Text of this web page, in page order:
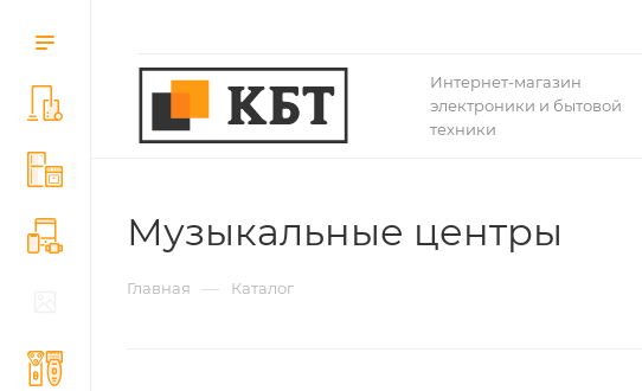
Интернет-магазин
электроники и бытовой
техники
Музыкальные центры
Главная — Каталог